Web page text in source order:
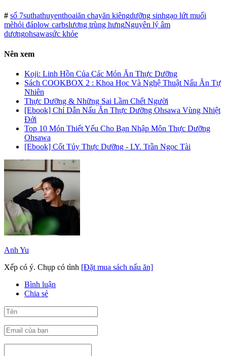
# số 7suthathuyenthoaiăn chayăn kiêngdưỡng sinhgạo lứt muối
mèhỏi đáplow carbslương trùng hưngNguyên lý âm
dươngohsawasức khỏe
Nên xem
Koji: Linh Hồn Của Các Món Ăn Thực Dưỡng
Sách COOKBOX 2 : Khoa Học Và Nghệ Thuật Nấu Ăn Tự
Nhiên
Thực Dưỡng & Những Sai Lầm Chết Người
[Ebook] Chỉ Dẫn Nấu Ăn Thực Dưỡng Ohsawa Vùng Nhiệt
Đới
Top 10 Món Thiết Yếu Cho Bạn Nhập Môn Thực Dưỡng
Ohsawa
[Ebook] Cốt Tủy Thực Dưỡng - LY. Trần Ngọc Tài
Anh Yu
Xếp có ý. Chụp có tình [Đặt mua sách nấu ăn]
Bình luận
Chia sẻ